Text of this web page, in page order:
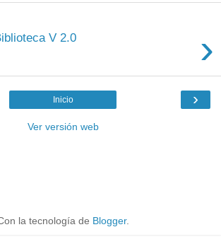
V 2.0 ›
›
Inicio
Ver versión web
la tecnología de Blogger.